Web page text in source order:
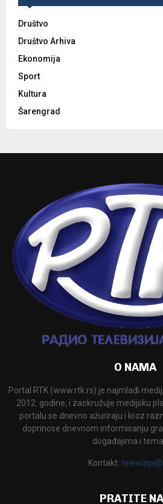
Društvo
Društvo Arhiva
Ekonomija
Sport
Kultura
Šarengrad
O NAMA
Portal RTK (www.rtk.rs) je najmlađi
2012. godine, i zaokružuje medijsku
portalu se dnevno ažuriraju i kroz
doprinose dnevnom informisanju
događajima i
Kontakt:
PRATITE